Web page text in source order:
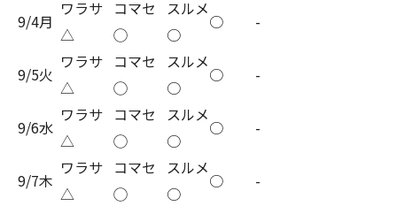
9/4月
ワラサ
△
コマセ
◯
スルメ
○
○ -
9/5火
ワラサ
△
コマセ
◯
スルメ
○
○ -
9/6水
ワラサ
△
コマセ
◯
スルメ
○
○ -
9/7木
ワラサ
△
コマセ
◯
スルメ
○
○ -